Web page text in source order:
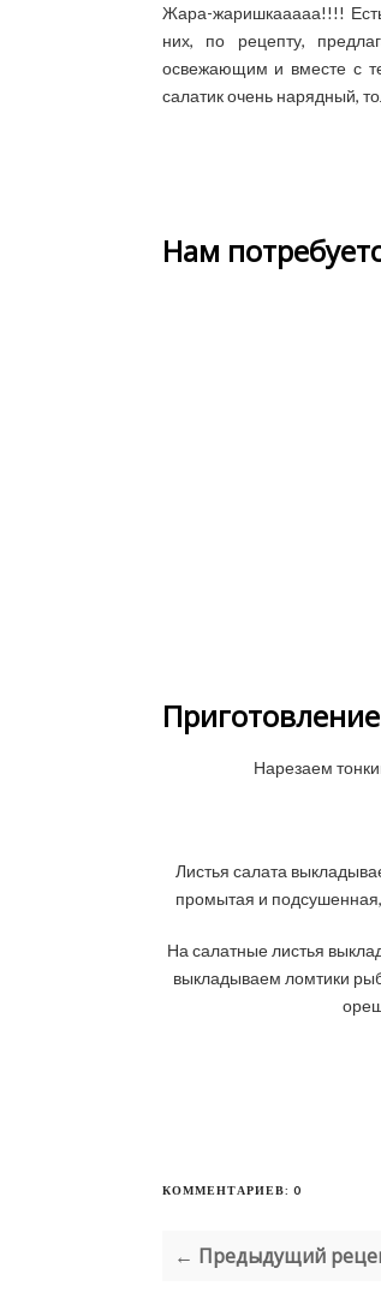
Жара-жаришкааааа!!!!
них, по рецепту,
освежающим и вместе с
салатик очень нарядный,
Нам
Приготовление
Нарезаем
Листья салата
промытая и
На салатные листья
выкладываем ломтики
КОММЕНТАРИЕВ: 0
← Предыдущий